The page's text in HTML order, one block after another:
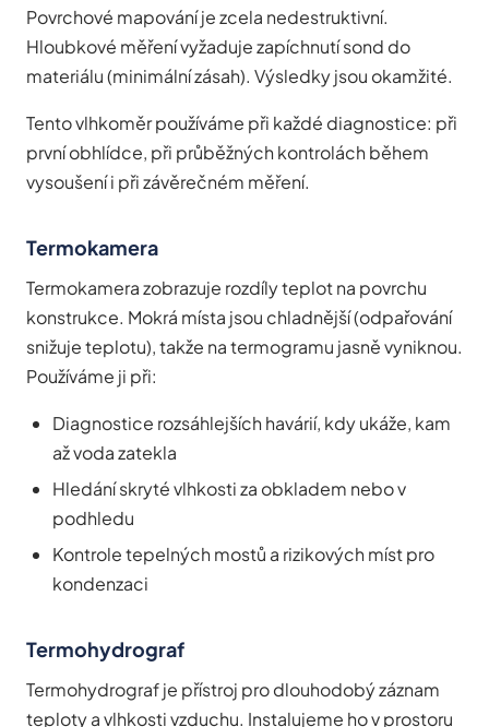
Povrchové mapování je zcela nedestruktivní.
Hloubkové měření vyžaduje zapíchnutí sond do
materiálu (minimální zásah). Výsledky jsou okamžité.
Tento vlhkoměr používáme při každé diagnostice: při
první obhlídce, při průběžných kontrolách během
vysoušení i při závěrečném měření.
Termokamera
Termokamera zobrazuje rozdíly teplot na povrchu
konstrukce. Mokrá místa jsou chladnější (odpařování
snižuje teplotu), takže na termogramu jasně vyniknou.
Používáme ji při:
Diagnostice rozsáhlejších havárií, kdy ukáže, kam
až voda zatekla
Hledání skryté vlhkosti za obkladem nebo v
podhledu
Kontrole tepelných mostů a rizikových míst pro
kondenzaci
Termohydrograf
Termohydrograf je přístroj pro dlouhodobý záznam
teploty a vlhkosti vzduchu. Instalujeme ho v prostoru